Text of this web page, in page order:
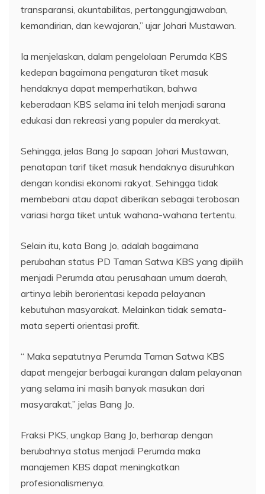
transparansi, akuntabilitas, pertanggungjawaban,
kemandirian, dan kewajaran,” ujar Johari Mustawan.
Ia menjelaskan, dalam pengelolaan Perumda KBS
kedepan bagaimana pengaturan tiket masuk
hendaknya dapat memperhatikan, bahwa
keberadaan KBS selama ini telah menjadi sarana
edukasi dan rekreasi yang populer da merakyat.
Sehingga, jelas Bang Jo sapaan Johari Mustawan,
penatapan tarif tiket masuk hendaknya disuruhkan
dengan kondisi ekonomi rakyat. Sehingga tidak
membebani atau dapat diberikan sebagai terobosan
variasi harga tiket untuk wahana-wahana tertentu.
Selain itu, kata Bang Jo, adalah bagaimana
perubahan status PD Taman Satwa KBS yang dipilih
menjadi Perumda atau perusahaan umum daerah,
artinya lebih berorientasi kepada pelayanan
kebutuhan masyarakat. Melainkan tidak semata-
mata seperti orientasi profit.
“ Maka sepatutnya Perumda Taman Satwa KBS
dapat mengejar berbagai kurangan dalam pelayanan
yang selama ini masih banyak masukan dari
masyarakat,” jelas Bang Jo.
Fraksi PKS, ungkap Bang Jo, berharap dengan
berubahnya status menjadi Perumda maka
manajemen KBS dapat meningkatkan
profesionalismenya.